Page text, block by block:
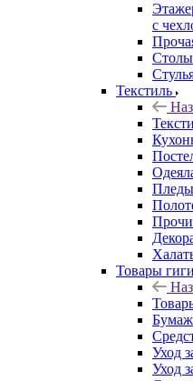
с
Столы
Текстиль
Товары
Уход
Уход